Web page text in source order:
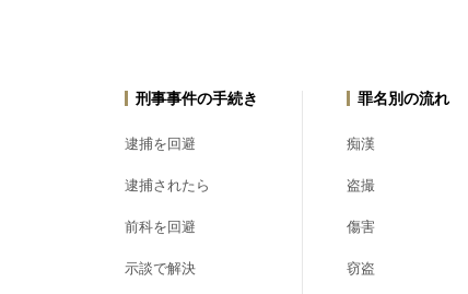
刑事事件の手続き
逮捕を回避
逮捕されたら
前科を回避
示談で解決
罪名別の流れ
痴漢
盗撮
傷害
窃盗